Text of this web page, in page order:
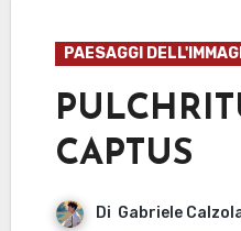
PAESAGGI
CAPTUS
Di Gabriele